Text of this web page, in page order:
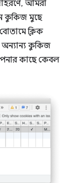
আমরা
কুকিজ মুছে
ক্লিক
কুকিজ
কাছে কেবল